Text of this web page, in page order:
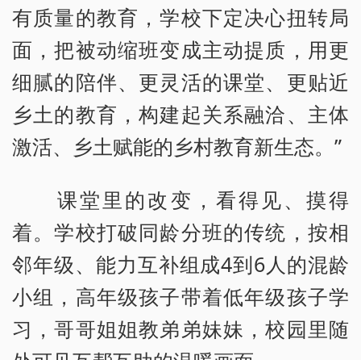
有质量的教育，学校下定决心扭转局
面，把被动缩班变成主动提质，用更
细腻的陪伴、更灵活的课堂、更贴近
乡土的教育，构建起关系融洽、主体
激活、乡土赋能的乡村教育新生态。”
课堂里的改变，看得见、摸得
着。学校打破同龄分班的传统，按相
邻年级、能力互补组成4到6人的混龄
小组，高年级孩子带着低年级孩子学
习，哥哥姐姐教弟弟妹妹，校园里随